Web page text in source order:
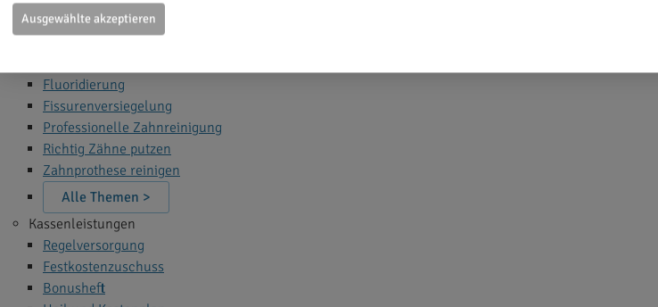
Narkose beim Zahnarzt
Alle Themen >
Fluoridierung
Fissurenversiegelung
Professionelle Zahnreinigung
Richtig Zähne putzen
Zahnprothese reinigen
Alle Themen >
Kassenleistungen
Regelversorgung
Festkostenzuschuss
Bonusheft
Ausgewählte akzeptieren